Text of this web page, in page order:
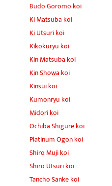
Budo Goromo koi
Ki Matsuba koi
Ki Utsuri koi
Kikokuryu koi
Kin Matsuba koi
Kin Showa koi
Kinsui koi
Kumonryu koi
Midori koi
Ochiba Shigure koi
Platinum Ogon koi
Shiro Muji koi
Shiro Utsuri koi
Tancho Sanke koi